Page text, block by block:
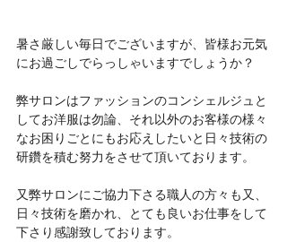
暑さ厳しい毎日でございますが、皆様お元気
にお過ごしでらっしゃいますでしょうか？
弊サロンはファッションのコンシェルジュと
してお洋服は勿論、それ以外のお客様の様々
なお困りごとにもお応えしたいと日々技術の
研鑽を積む努力をさせて頂いております。
又弊サロンにご協力下さる職人の方々も又、
日々技術を磨かれ、とても良いお仕事をして
下さり感謝致しております。